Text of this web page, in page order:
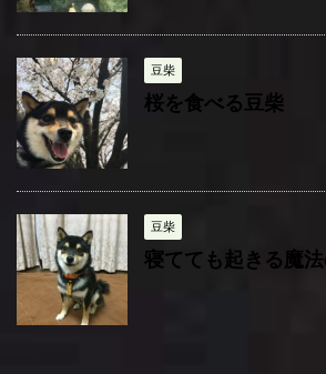
豆柴
桜を食べる豆柴
豆柴
寝てても起きる魔